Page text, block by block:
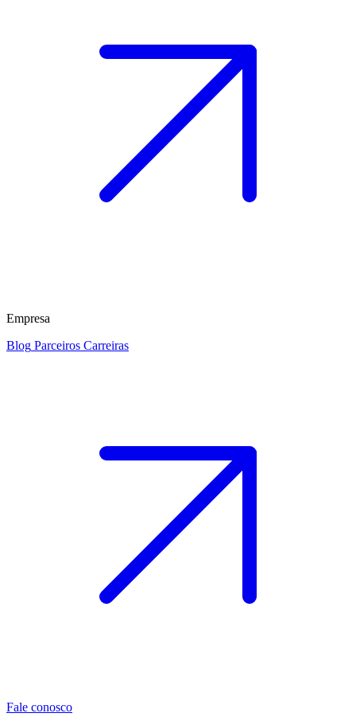
Empresa
Blog Parceiros Carreiras
Fale conosco